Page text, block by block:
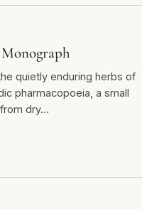
quietly enduring herbs of
pharmacopoeia, a small
dry…